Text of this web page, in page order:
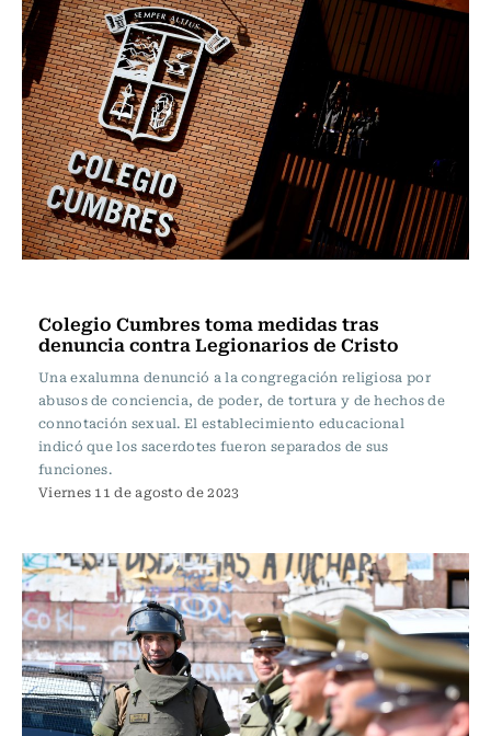
Colegio Cumbres toma medidas tras
denuncia contra Legionarios de Cristo
Una exalumna denunció a la congregación religiosa por
abusos de conciencia, de poder, de tortura y de hechos de
connotación sexual. El establecimiento educacional
indicó que los sacerdotes fueron separados de sus
funciones.
Viernes 11 de agosto de 2023